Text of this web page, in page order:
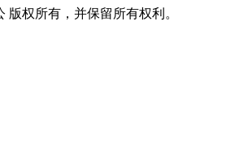
版权所有，并保留所有权利。